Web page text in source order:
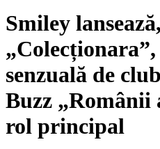
Smiley
„Colecționara”,
senzuală de
Buzz „Românii
rol principal